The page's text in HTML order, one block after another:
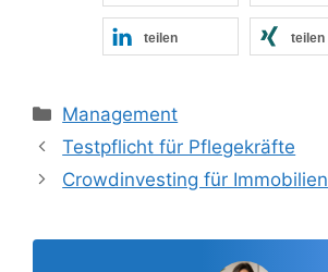
teilen teilen
Kategorien
Management
Testpflicht für Pflegekräfte
Crowdinvesting für Immobilien